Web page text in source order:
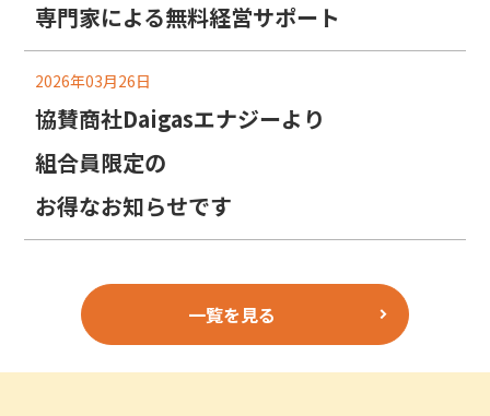
専門家による無料経営サポート
2026年03月26日
協賛商社Daigasエナジーより
組合員限定の
お得なお知らせです
一覧を見る